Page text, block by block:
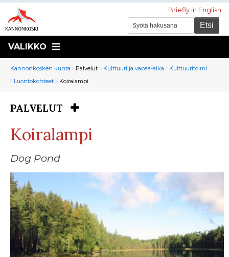
Briefly in English
VALIKKO
Murupolku
You
are
Kannonkosken kunta Palvelut Kulttuuri ja vapaa-aika
Kulttuuritoimi
Luontokohteet
Koiralampi
You
here:
PALVELUT
Koiralampi
Dog Pond